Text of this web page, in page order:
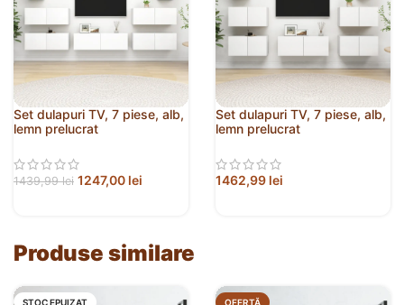
Set dulapuri TV, 7 piese, alb,
lemn prelucrat
1439,99lei 1247,00 lei
Set dulapuri TV, 7 piese, alb,
lemn prelucrat
1462,99 lei
Produse similare
STOC EPUIZAT OFERTĂ